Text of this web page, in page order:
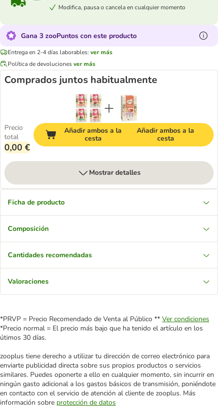
Modifica, pausa o cancela en cualquier momento
Gana 3 zooPuntos con este producto
Entrega en 2-4 días laborables: ver más
Política de devolucionesver más
Comprados juntos habitualmente
Precio
total
0,00 €
Añadir ambos a la
cesta
Añadir ambos a la
cesta
Mostrar detalles
Ficha de producto
Composición
Cantidades recomendadas
Valoraciones
*PRVP = Precio Recomendado de Venta al Público ** Ver condiciones
*Precio normal = El precio más bajo que ha tenido el artículo en los
útimos 30 días.
zooplus tiene derecho a utilizar tu dirección de correo electrónico para
enviarte publicidad directa sobre sus propios productos o servicios
similares. Puedes oponerte a ello en cualquier momento, sin incurrir en
ningún gasto adicional a los gastos básicos de transmisión, poniéndote
en contacto con el servicio de atención al cliente de zooplus. Más
información sobre protección de datos